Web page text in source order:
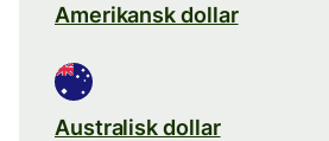
Amerikansk dollar
Australisk dollar